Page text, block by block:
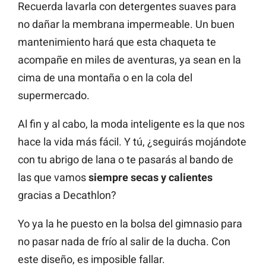
Recuerda lavarla con detergentes suaves para
no dañar la membrana impermeable. Un buen
mantenimiento hará que esta chaqueta te
acompañe en miles de aventuras, ya sean en la
cima de una montaña o en la cola del
supermercado.
Al fin y al cabo, la moda inteligente es la que nos
hace la vida más fácil. Y tú, ¿seguirás mojándote
con tu abrigo de lana o te pasarás al bando de
las que vamossiempre secas y calientes
gracias a Decathlon?
Yo ya la he puesto en la bolsa del gimnasio para
no pasar nada de frío al salir de la ducha. Con
este diseño, es imposible fallar.